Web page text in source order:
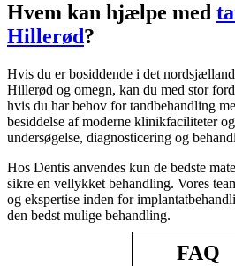
Hvem kan hjælpe med
Hillerød?
Hvis du er bosiddende i det
Hillerød og omegn, kan du med stor
hvis du har behov for tandbehandling
besiddelse af moderne klinikfaciliteter og
undersøgelse, diagnosticering og
Hos Dentis anvendes kun de bedste
sikre en vellykket behandling. Vores
og ekspertise inden for
den bedst mulige behandling.
FAQ